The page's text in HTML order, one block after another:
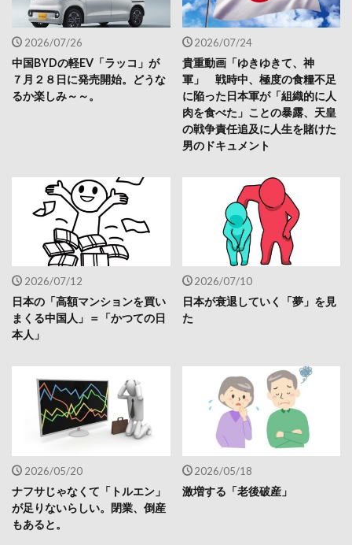
2026/07/26
中国BYDの軽EV「ラッコ」が
７月２８日に発売開始。どうな
るか楽しみ～～。
2026/07/24
貴重動画「ゆきゆきて、神
軍」 戦時中、極度の食糧不足
に陥った日本軍が「組織的に人
肉を食べた」ことの暴露、天皇
の戦争責任追及に人生を賭けた
男のドキュメント
2026/07/12
日本の「高額マンションを買い
まくる中国人」＝「かつての日
本人」
2026/07/10
日本が衰退していく「夢」を見
た
2026/05/20
ナフサじゃなくて「トルエン」
が足りないらしい。閉業、倒産
もあると。
2026/05/18
激増する「老後破産」